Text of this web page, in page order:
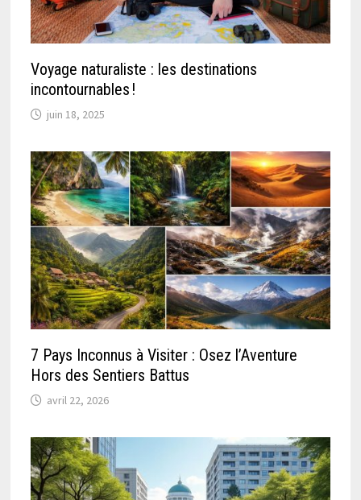
Voyage naturaliste : les destinations
incontournables !
juin 18, 2025
7 Pays Inconnus à Visiter : Osez l’Aventure
Hors des Sentiers Battus
avril 22, 2026